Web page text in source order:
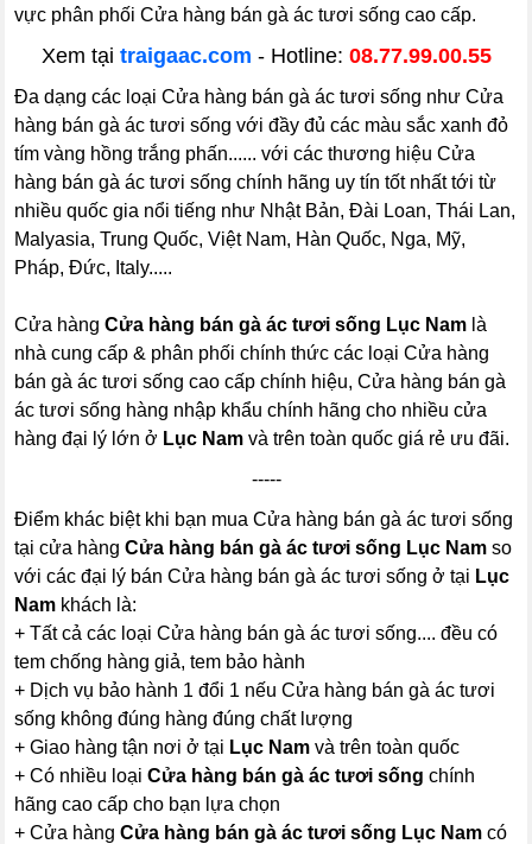
vực phân phối Cửa hàng bán gà ác tươi sống cao cấp.
Xem tại traigaac.com - Hotline: 08.77.99.00.55
Đa dạng các loại Cửa hàng bán gà ác tươi sống như Cửa
hàng bán gà ác tươi sống với đầy đủ các màu sắc xanh đỏ
tím vàng hồng trắng phấn...... với các thương hiệu Cửa
hàng bán gà ác tươi sống chính hãng uy tín tốt nhất tới từ
nhiều quốc gia nổi tiếng như Nhật Bản, Đài Loan, Thái Lan,
Malyasia, Trung Quốc, Việt Nam, Hàn Quốc, Nga, Mỹ,
Pháp, Đức, Italy.....
Cửa hàngCửa hàng bán gà ác tươi sống Lục Nam là
nhà cung cấp & phân phối chính thức các loại Cửa hàng
bán gà ác tươi sống cao cấp chính hiệu, Cửa hàng bán gà
ác tươi sống hàng nhập khẩu chính hãng cho nhiều cửa
hàng đại lý lớn ở Lục Nam và trên toàn quốc giá rẻ ưu đãi.
-----
Điểm khác biệt khi bạn mua Cửa hàng bán gà ác tươi sống
tại cửa hàngCửa hàng bán gà ác tươi sống Lục Nam so
với các đại lý bán Cửa hàng bán gà ác tươi sống ở tại Lục
Nam khách là:
+ Tất cả các loại Cửa hàng bán gà ác tươi sống.... đều có
tem chống hàng giả, tem bảo hành
+ Dịch vụ bảo hành 1 đổi 1 nếu Cửa hàng bán gà ác tươi
sống không đúng hàng đúng chất lượng
+ Giao hàng tận nơi ở tại Lục Nam và trên toàn quốc
+ Có nhiều loạiCửa hàng bán gà ác tươi sống chính
hãng cao cấp cho bạn lựa chọn
+ Cửa hàngCửa hàng bán gà ác tươi sống Lục Nam có